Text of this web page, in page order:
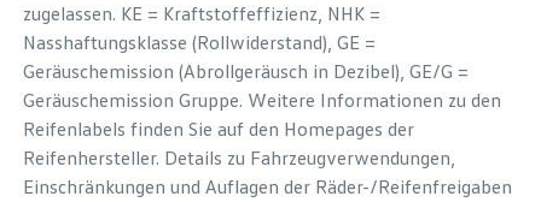
zugelassen. KE = Kraftstoffeffizienz, NHK =
Nasshaftungsklasse (Rollwiderstand), GE =
Geräuschemission (Abrollgeräusch in Dezibel), GE/G =
Geräuschemission Gruppe. Weitere Informationen zu den
Reifenlabels finden Sie auf den Homepages der
Reifenhersteller. Details zu Fahrzeugverwendungen,
Einschränkungen und Auflagen der Räder-/Reifenfreigaben